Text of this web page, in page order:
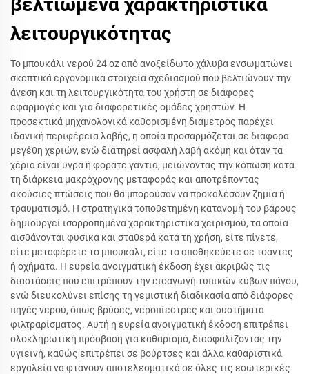
λειτουργικότητας
Το μπουκάλι νερού 24 oz από ανοξείδωτο χάλυβα ενσωματώνει
σκεπτικά εργονομικά στοιχεία σχεδιασμού που βελτιώνουν την
άνεση και τη λειτουργικότητα του χρήστη σε διάφορες
εφαρμογές και για διαφορετικές ομάδες χρηστών. Η
προσεκτικά μηχανολογικά καθορισμένη διάμετρος παρέχει
ιδανική περιφέρεια λαβής, η οποία προσαρμόζεται σε διάφορα
μεγέθη χεριών, ενώ διατηρεί ασφαλή λαβή ακόμη και όταν τα
χέρια είναι υγρά ή φοράτε γάντια, μειώνοντας την κόπωση κατά
τη διάρκεια μακρόχρονης μεταφοράς και αποτρέποντας
ακούσιες πτώσεις που θα μπορούσαν να προκαλέσουν ζημιά ή
τραυματισμό. Η στρατηγικά τοποθετημένη κατανομή του βάρους
δημιουργεί ισορροπημένα χαρακτηριστικά χειρισμού, τα οποία
αισθάνονται φυσικά και σταθερά κατά τη χρήση, είτε πίνετε,
είτε μεταφέρετε το μπουκάλι, είτε το αποθηκεύετε σε τσάντες
ή οχήματα. Η ευρεία ανοιγματική έκδοση έχει ακριβώς τις
διαστάσεις που επιτρέπουν την εισαγωγή τυπικών κύβων πάγου,
ενώ διευκολύνει επίσης τη γεμιστική διαδικασία από διάφορες
πηγές νερού, όπως βρύσες, νεροπίεστρες και συστήματα
φιλτραρίσματος. Αυτή η ευρεία ανοιγματική έκδοση επιτρέπει
ολοκληρωτική πρόσβαση για καθαρισμό, διασφαλίζοντας την
υγιεινή, καθώς επιτρέπει σε βούρτσες και άλλα καθαριστικά
εργαλεία να φτάνουν αποτελεσματικά σε όλες τις εσωτερικές